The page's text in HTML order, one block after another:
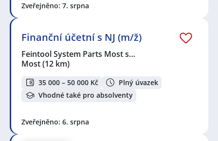
Zveřejněno: 7. srpna
Finanční účetní s NJ (m/ž)
Feintool System Parts Most s…
Most(12 km)
35 000 – 50 000 Kč
Plný úvazek
Vhodné také pro absolventy
Zveřejněno: 6. srpna